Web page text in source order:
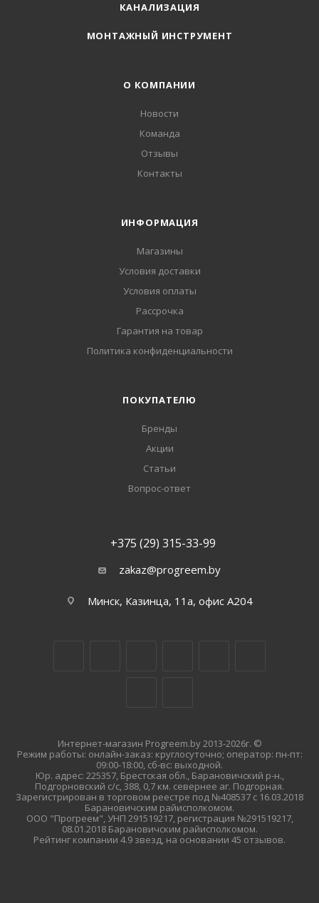
КАНАЛИЗАЦИЯ
МОНТАЖНЫЙ ИНСТРУМЕНТ
О КОМПАНИИ
Новости
Команда
Отзывы
Контакты
ИНФОРМАЦИЯ
Магазины
Условия доставки
Условия оплаты
Рассрочка
Гарантия на товар
Политика конфиденциальности
ПОКУПАТЕЛЮ
Бренды
Акции
Статьи
Вопрос-ответ
+375 (29) 315-33-99
zakaz@progreem.by
Минск, Казинца, 11а, офис А204
Интернет-магазин Progreem.by 2013-2026г. ©
Режим работы: онлайн-заказ: круглосуточно; оператор: пн-пт:
09:00-18:00, сб-вс: выходной.
Юр. адрес: 225357, Брестская обл., Барановичский р-н.,
Подгорновский с/с, 388, 0,7 км. севернее аг. Подгорная.
Зарегистрирован в торговом реестре под №408537 с 16.03.2018
Барановичским райисполкомом.
ООО "Прогреем", УНП 291519217, регистрация №291519217,
08.01.2018 Барановичским райисполкомом.
Рейтинг компании 4.9 звезд, на основании 45 отзывов.